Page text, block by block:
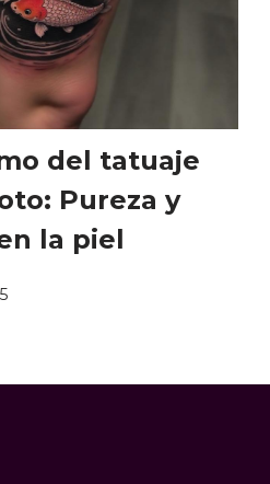
del tatuaje
Pureza y
la piel